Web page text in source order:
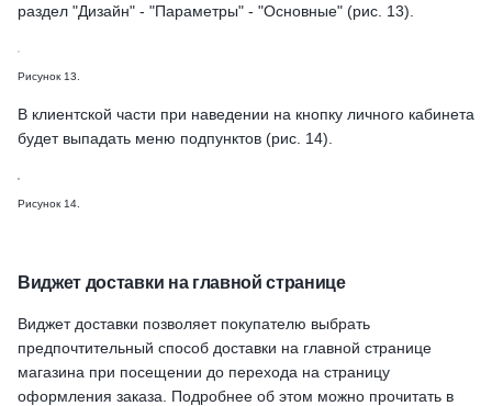
раздел "Дизайн" - "Параметры" - "Основные" (рис. 13).
Рисунок 13.
В клиентской части при наведении на кнопку личного кабинета
будет выпадать меню подпунктов (рис. 14).
Рисунок 14.
Виджет доставки на главной странице
Виджет доставки позволяет покупателю выбрать
предпочтительный способ доставки на главной странице
магазина при посещении до перехода на страницу
оформления заказа. Подробнее об этом можно прочитать в